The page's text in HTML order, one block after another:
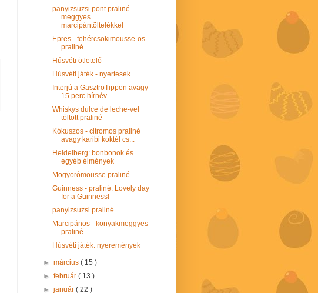
panyizsuzsi pont praliné
meggyes
marcipántöltelékkel
Epres - fehércsokimousse-os
praliné
Húsvéti ötletelő
Húsvéti játék - nyertesek
Interjú a GasztroTippen avagy
15 perc hírnév
Whiskys dulce de leche-vel
töltött praliné
Kókuszos - citromos praliné
avagy karibi koktél cs...
Heidelberg: bonbonok és
egyéb élmények
Mogyorómousse praliné
Guinness - praliné: Lovely day
for a Guinness!
panyizsuzsi praliné
Marcipános - konyakmeggyes
praliné
Húsvéti játék: nyeremények
►március( 15 )
►február( 13 )
►január( 22 )